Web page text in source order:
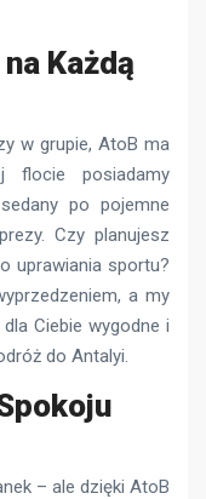
Każdą
w grupie, AtoB ma
flocie posiadamy
po pojemne
Czy planujesz
uprawiania sportu?
a my
Ciebie wygodne i
do Antalyi.
– ale dzięki AtoB